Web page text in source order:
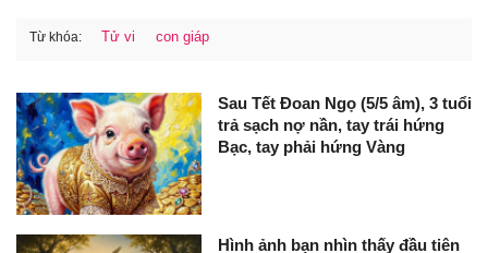
Từ khóa: Tử vi con giáp
Sau Tết Đoan Ngọ (5/5 âm), 3 tuổi
trả sạch nợ nần, tay trái hứng
Bạc, tay phải hứng Vàng
Hình ảnh bạn nhìn thấy đầu tiên